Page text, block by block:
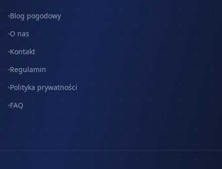
Blog pogodowy
O nas
Kontakt
Regulamin
Polityka prywatności
FAQ